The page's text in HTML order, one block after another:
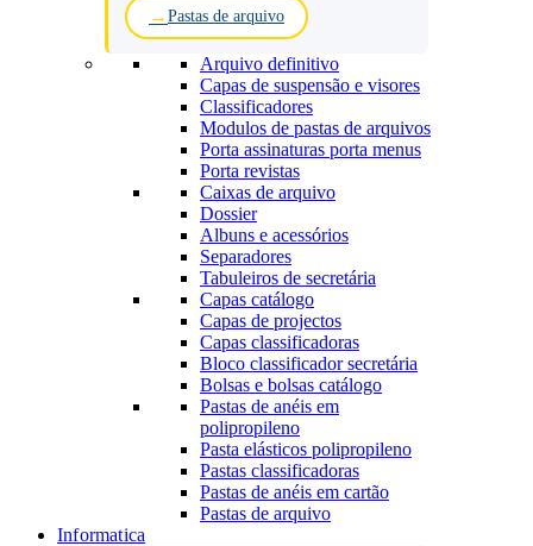
Pastas de arquivo
Arquivo definitivo
Capas de suspensão e visores
Classificadores
Modulos de pastas de arquivos
Porta assinaturas porta menus
Porta revistas
Caixas de arquivo
Dossier
Albuns e acessórios
Separadores
Tabuleiros de secretária
Capas catálogo
Capas de projectos
Capas classificadoras
Bloco classificador secretária
Bolsas e bolsas catálogo
Pastas de anéis em
polipropileno
Pasta elásticos polipropileno
Pastas classificadoras
Pastas de anéis em cartão
Pastas de arquivo
Informatica